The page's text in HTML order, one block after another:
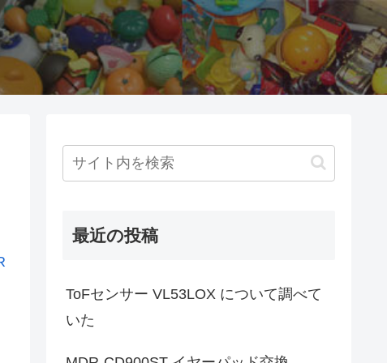
最近の投稿
ToFセンサー VL53LOX について調べて
いた